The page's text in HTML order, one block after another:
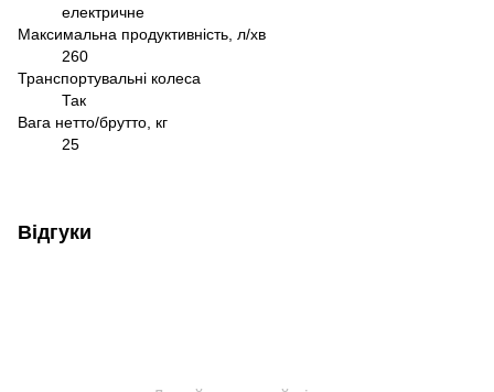
електричне
Максимальна продуктивність, л/хв
260
Транспортувальні колеса
Так
Вага нетто/брутто, кг
25
Відгуки